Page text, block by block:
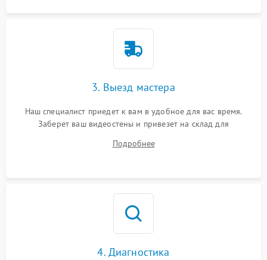
3. Выезд мастера
Наш специалист приедет к вам в удобное для вас время.
Заберет ваш видеостены и привезет на склад для
Подробнее
4. Диагностика